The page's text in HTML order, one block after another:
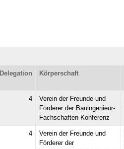
Delegation Körperschaft
4
Verein der Freunde und
Förderer der Bauingenieur-
Fachschaften-Konferenz
4
Verein der Freunde und
Förderer der